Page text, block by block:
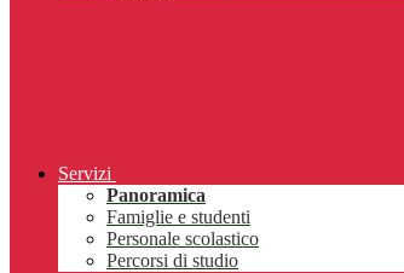
Servizi
Panoramica
Famiglie e studenti
Personale scolastico
Percorsi di studio